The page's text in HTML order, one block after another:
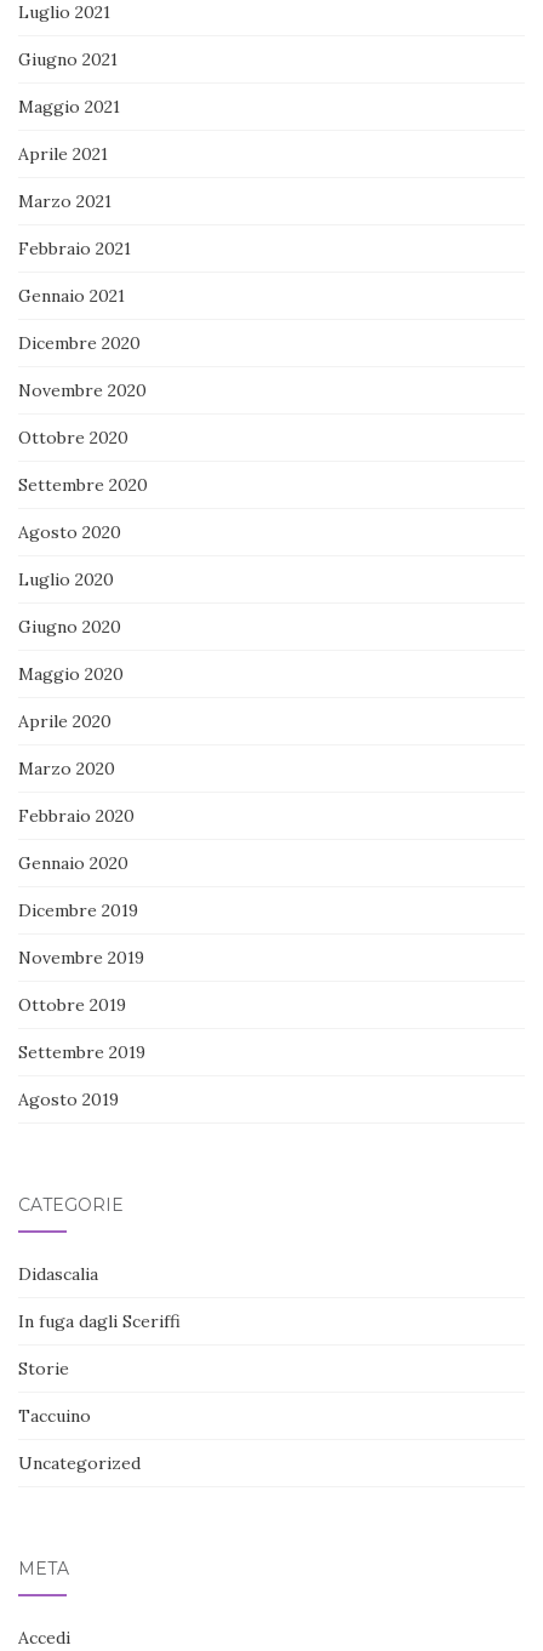
Luglio 2021
Giugno 2021
Maggio 2021
Aprile 2021
Marzo 2021
Febbraio 2021
Gennaio 2021
Dicembre 2020
Novembre 2020
Ottobre 2020
Settembre 2020
Agosto 2020
Luglio 2020
Giugno 2020
Maggio 2020
Aprile 2020
Marzo 2020
Febbraio 2020
Gennaio 2020
Dicembre 2019
Novembre 2019
Ottobre 2019
Settembre 2019
Agosto 2019
CATEGORIE
Didascalia
In fuga dagli Sceriffi
Storie
Taccuino
Uncategorized
META
Accedi